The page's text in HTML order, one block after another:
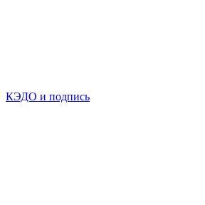
КЭДО и подпись